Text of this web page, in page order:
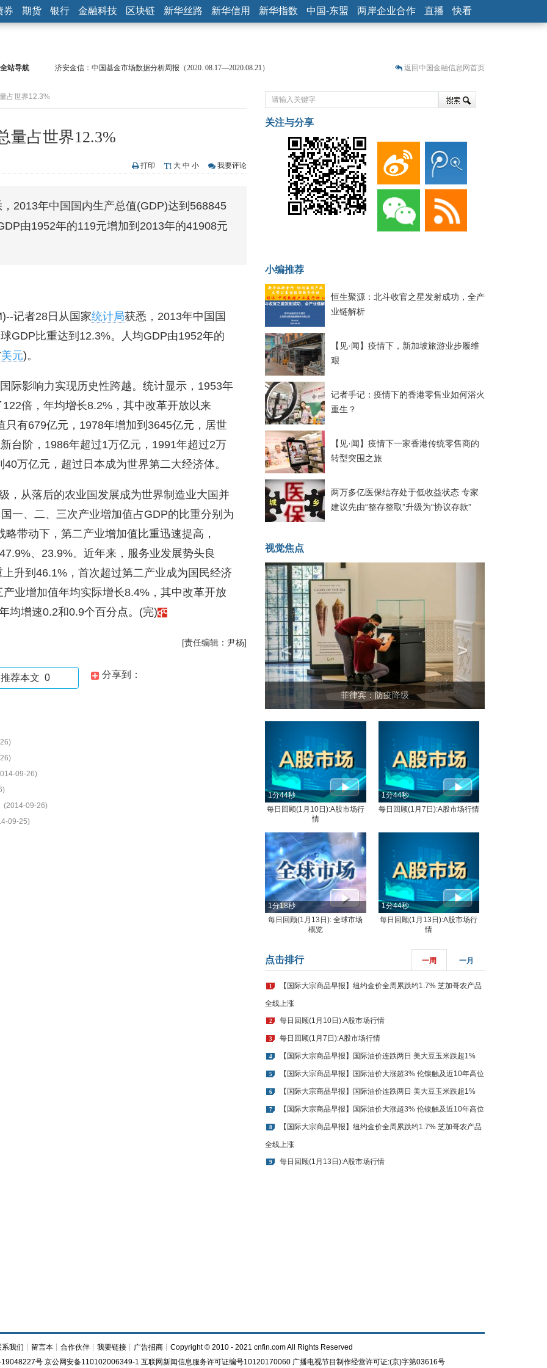
券 期货 银行 金融科技 区块链 新华丝路 新华信用 新华指数 中国-东盟 两岸企业合作 直播 快看
全站导航
济安金信：中国基金市场数据分析周报（2020. 08.17—2020.08.21）
济安金信：中国基金市场数据分析周报（2020. 07.27—2020.07.31）
【新华财经调查】同业存单、结构性存款玩起“跷跷板” 结构性失衡藏
央行公开市场净投放300亿元 短端资金利率明显下行
恒生聚源：北斗收官之星发射成功，全产业链解析
返回中国金融信息网首页
占世界12.3%
量占世界12.3%
打印 大 中 小 我要评论
2013年中国国内生产总值(GDP)达到568845
由1952年的119元增加到2013年的41908元
记者28日从国家统计局获悉，2013年中国国
GDP比重达到12.3%。人均GDP由1952年的
美元)。
际影响力实现历史性跨越。统计显示，1953年
倍，年均增长8.2%，其中改革开放以来
有679亿元，1978年增加到3645亿元，居世
台阶，1986年超过1万亿元，1991年超过2万
万亿元，超过日本成为世界第二大经济体。
，从落后的农业国发展成为世界制造业大国并
一、二、三次产业增加值占GDP的比重分别为
带动下，第二产业增加值比重迅速提高，
、23.9%。近年来，服务业发展势头良
升到46.1%，首次超过第二产业成为国民经济
业增加值年均实际增长8.4%，其中改革开放
均增速0.2和0.9个百分点。(完)
[责任编辑：尹杨]
分享到：
推荐本文 0
09-26)
(2014-09-26)
09-25)
关注与分享
小编推荐
恒生聚源：北斗收官之星发射成功，全产
业链解析
【见·闻】疫情下，新加坡旅游业步履维
艰
记者手记：疫情下的香港零售业如何浴火
重生？
【见·闻】疫情下一家香港传统零售商的
转型突围之旅
两万多亿医保结存处于低收益状态 专家
建议先由“整存整取”升级为“协议存款”
视觉焦点
菲律宾：防疫降级
< >
1分44秒
每日回顾(1月10日):A股市场行
情
1分44秒
每日回顾(1月7日):A股市场行情
1分18秒
每日回顾(1月13日): 全球市场
概览
1分44秒
每日回顾(1月13日):A股市场行
情
点击排行 一周 一月
1 【国际大宗商品早报】纽约金价全周累跌约1.7% 芝加哥农产品
全线上涨
2 每日回顾(1月10日):A股市场行情
3 每日回顾(1月7日):A股市场行情
4 【国际大宗商品早报】国际油价连跌两日 美大豆玉米跌超1%
5 【国际大宗商品早报】国际油价大涨超3% 伦镍触及近10年高位
6 【国际大宗商品早报】国际油价连跌两日 美大豆玉米跌超1%
7 【国际大宗商品早报】国际油价大涨超3% 伦镍触及近10年高位
8 【国际大宗商品早报】纽约金价全周累跌约1.7% 芝加哥农产品
全线上涨
9 每日回顾(1月13日):A股市场行情
系我们 ┊ 留言本┊ 合作伙伴┊ 我要链接┊ 广告招商┊Copyright © 2010 - 2021 cnfin.com All Rights Reserved
号 京公网安备110102006349-1 互联网新闻信息服务许可证编号10120170060 广播电视节目制作经营许可证:(京)字第03616号